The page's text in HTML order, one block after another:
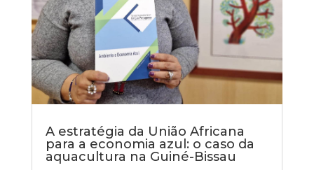
A estratégia da União Africana
para a economia azul: o caso da
aquacultura na Guiné-Bissau